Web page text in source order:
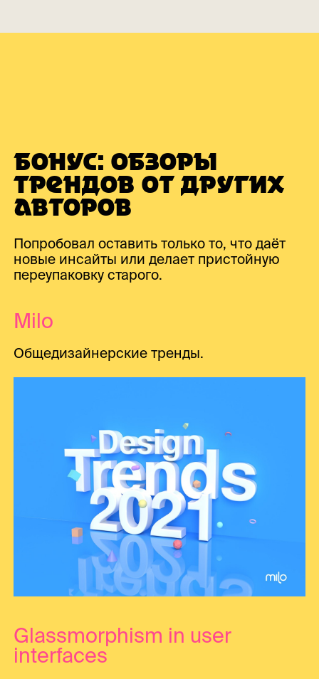
БОНУС: ОБЗОРЫ
ТРЕНДОВ ОТ ДРУГИХ
АВТОРОВ
Попробовал оставить только то, что даёт
новые инсайты или делает пристойную
переупаковку старого.
Milo
Общедизайнерские тренды.
Glassmorphism in user
interfaces